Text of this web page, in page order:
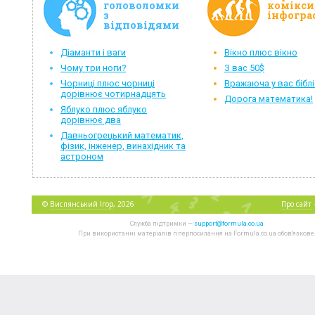
головоломки
з
відповідями
Діаманти і ваги
Чому три ноги?
Чорниці плюс чорниці
дорівнює чотирнадцять
Яблуко плюс яблуко
дорівнює два
Давньогрецький математик,
фізик, інженер, винахідник та
астроном
Вікно плюс вікно
З вас 50$
Вражаюча у вас
Дорога математика!
© Виспянський Ігор, 2026 Про сайт
Служба підтримки — support@formula.co.ua
При використанні матеріалів гіперпосилання на Formula.co.ua обов'язкове.